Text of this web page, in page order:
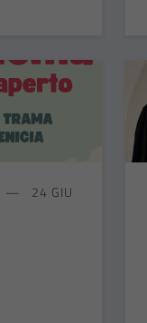
24 GIU